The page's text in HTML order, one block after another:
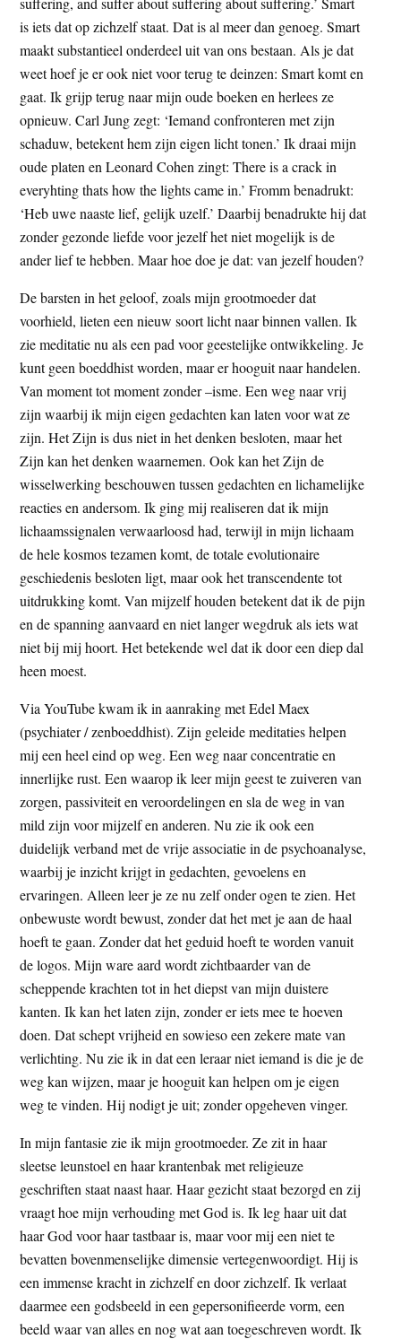
is iets dat op zichzelf staat. Dat is al meer dan genoeg. Smart
maakt substantieel onderdeel uit van ons bestaan. Als je dat
weet hoef je er ook niet voor terug te deinzen: Smart komt en
gaat. Ik grijp terug naar mijn oude boeken en herlees ze
opnieuw. Carl Jung zegt: ‘Iemand confronteren met zijn
schaduw, betekent hem zijn eigen licht tonen.’ Ik draai mijn
oude platen en Leonard Cohen zingt: There is a crack in
everyhting thats how the lights came in.’ Fromm benadrukt:
‘Heb uwe naaste lief, gelijk uzelf.’ Daarbij benadrukte hij dat
zonder gezonde liefde voor jezelf het niet mogelijk is de
ander lief te hebben. Maar hoe doe je dat: van jezelf houden?
De barsten in het geloof, zoals mijn grootmoeder dat
voorhield, lieten een nieuw soort licht naar binnen vallen. Ik
zie meditatie nu als een pad voor geestelijke ontwikkeling. Je
kunt geen boeddhist worden, maar er hooguit naar handelen.
Van moment tot moment zonder –isme. Een weg naar vrij
zijn waarbij ik mijn eigen gedachten kan laten voor wat ze
zijn. Het Zijn is dus niet in het denken besloten, maar het
Zijn kan het denken waarnemen. Ook kan het Zijn de
wisselwerking beschouwen tussen gedachten en lichamelijke
reacties en andersom. Ik ging mij realiseren dat ik mijn
lichaamssignalen verwaarloosd had, terwijl in mijn lichaam
de hele kosmos tezamen komt, de totale evolutionaire
geschiedenis besloten ligt, maar ook het transcendente tot
uitdrukking komt. Van mijzelf houden betekent dat ik de pijn
en de spanning aanvaard en niet langer wegdruk als iets wat
niet bij mij hoort. Het betekende wel dat ik door een diep dal
heen moest.
Via YouTube kwam ik in aanraking met Edel Maex
(psychiater / zenboeddhist). Zijn geleide meditaties helpen
mij een heel eind op weg. Een weg naar concentratie en
innerlijke rust. Een waarop ik leer mijn geest te zuiveren van
zorgen, passiviteit en veroordelingen en sla de weg in van
mild zijn voor mijzelf en anderen. Nu zie ik ook een
duidelijk verband met de vrije associatie in de psychoanalyse,
waarbij je inzicht krijgt in gedachten, gevoelens en
ervaringen. Alleen leer je ze nu zelf onder ogen te zien. Het
onbewuste wordt bewust, zonder dat het met je aan de haal
hoeft te gaan. Zonder dat het geduid hoeft te worden vanuit
de logos. Mijn ware aard wordt zichtbaarder van de
scheppende krachten tot in het diepst van mijn duistere
kanten. Ik kan het laten zijn, zonder er iets mee te hoeven
doen. Dat schept vrijheid en sowieso een zekere mate van
verlichting. Nu zie ik in dat een leraar niet iemand is die je de
weg kan wijzen, maar je hooguit kan helpen om je eigen
weg te vinden. Hij nodigt je uit; zonder opgeheven vinger.
In mijn fantasie zie ik mijn grootmoeder. Ze zit in haar
sleetse leunstoel en haar krantenbak met religieuze
geschriften staat naast haar. Haar gezicht staat bezorgd en zij
vraagt hoe mijn verhouding met God is. Ik leg haar uit dat
haar God voor haar tastbaar is, maar voor mij een niet te
bevatten bovenmenselijke dimensie vertegenwoordigt. Hij is
een immense kracht in zichzelf en door zichzelf. Ik verlaat
daarmee een godsbeeld in een gepersonifieerde vorm, een
beeld waar van alles en nog wat aan toegeschreven wordt. Ik